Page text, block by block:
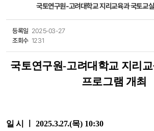
국토연구원-고려대학교 지리교육과 국토교
등록일 2025-03-27
조회수 1231
국토연구원-고려대학교 지리
프로그램 개최
일 시 ㅣ 2025.3.27.(목) 10:30